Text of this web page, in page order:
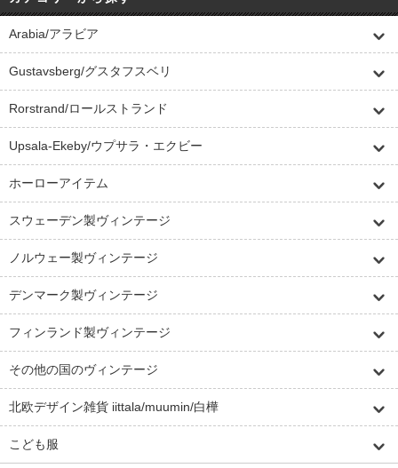
Arabia/アラビア
Gustavsberg/グスタフスベリ
Rorstrand/ロールストランド
Upsala-Ekeby/ウプサラ・エクビー
ホーローアイテム
スウェーデン製ヴィンテージ
ノルウェー製ヴィンテージ
デンマーク製ヴィンテージ
フィンランド製ヴィンテージ
その他の国のヴィンテージ
北欧デザイン雑貨 iittala/muumin/白樺
こども服